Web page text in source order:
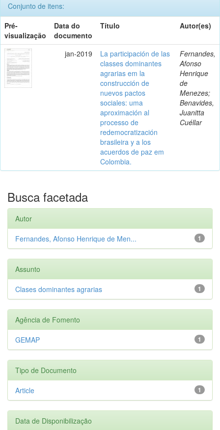
Conjunto de itens:
Pré-
visualização
Data do
documento
Título Autor(es)
jan-2019
La participación de las
classes dominantes
agrarias em la
construcción de
nuevos pactos
sociales: uma
aproximación al
processo de
redemocratización
brasileira y a los
acuerdos de paz em
Colombia.
Fernandes,
Afonso
Henrique
de
Menezes;
Benavides,
Juanitta
Cuéllar
Busca facetada
Autor
1
Fernandes, Afonso Henrique de Men...
Assunto
1
Clases dominantes agrarias
Agência de Fomento
1
GEMAP
Tipo de Documento
1
Article
Data de Disponibilização